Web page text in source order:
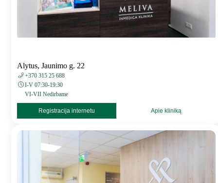
Alytus, Jaunimo g. 22
+370 315 25 688
I-V 07:30-19:30
VI-VII Nedirbame
Registracija internetu Apie kliniką